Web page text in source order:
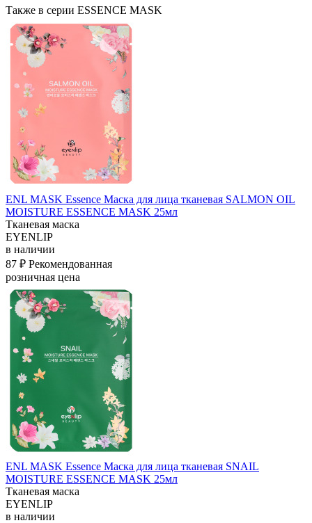
Также в серии ESSENCE MASK
ENL MASK Essence Маска для лица тканевая SALMON OIL
MOISTURE ESSENCE MASK 25мл
Тканевая маска
EYENLIP
в наличии
87 ₽ Рекомендованная
розничная цена
ENL MASK Essence Маска для лица тканевая SNAIL
MOISTURE ESSENCE MASK 25мл
Тканевая маска
EYENLIP
в наличии